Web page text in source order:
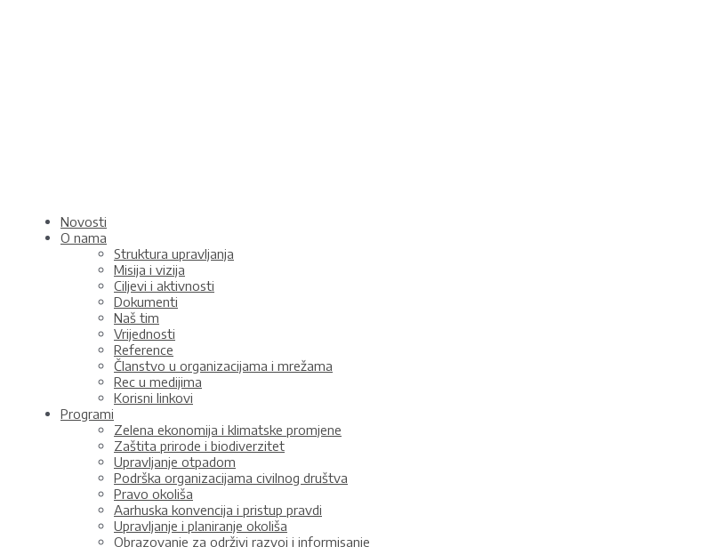
Novosti
O nama
Struktura upravljanja
Misija i vizija
Ciljevi i aktivnosti
Dokumenti
Naš tim
Vrijednosti
Reference
Članstvo u organizacijama i mrežama
Rec u medijima
Korisni linkovi
Programi
Zelena ekonomija i klimatske promjene
Zaštita prirode i biodiverzitet
Upravljanje otpadom
Podrška organizacijama civilnog društva
Pravo okoliša
Aarhuska konvencija i pristup pravdi
Upravljanje i planiranje okoliša
Obrazovanje za održivi razvoj i informisanje